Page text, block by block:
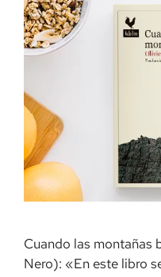
Cuando las montañas
Nero): «En este libro